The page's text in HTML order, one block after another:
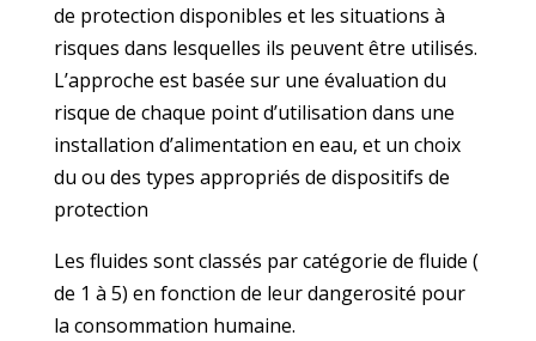
de protection disponibles et les situations à
risques dans lesquelles ils peuvent être utilisés.
L’approche est basée sur une évaluation du
risque de chaque point d’utilisation dans une
installation d’alimentation en eau, et un choix
du ou des types appropriés de dispositifs de
protection
Les fluides sont classés par catégorie de fluide (
de 1 à 5) en fonction de leur dangerosité pour
la consommation humaine.